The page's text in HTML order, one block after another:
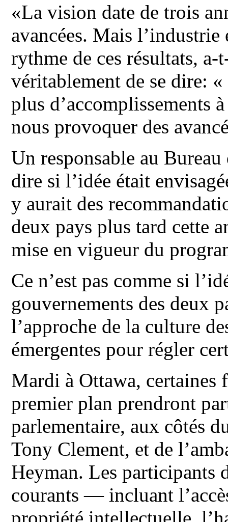
«La vision date de trois
avancées. Mais
rythme de ces résultats,
véritablement de se dire:
plus d’accomplissements
nous provoquer des
Un responsable au
dire si l’idée était
y aurait des
deux pays plus tard cette
mise en vigueur du
Ce n’est pas comme si
gouvernements des deux
l’approche de la culture
émergentes pour régler
Mardi à Ottawa, certaines
premier plan prendront
parlementaire, aux côtés
Tony Clement, et de
Heyman. Les participants
courants — incluant
propriété intellectuelle,